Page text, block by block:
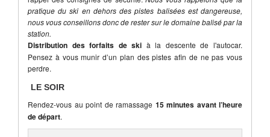
pratique du ski en dehors des pistes balisées est dangereuse,
nous vous conseillons donc de rester sur le domaine balisé par la
station.
Distribution des forfaits de ski à la descente de l'autocar.
Pensez à vous munir d’un plan des pistes afin de ne pas vous
perdre.
LE SOIR
Rendez-vous au point de ramassage 15 minutes avant l’heure
de départ.